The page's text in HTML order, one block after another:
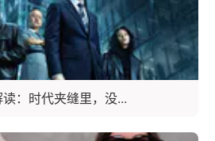
：时代夹缝里，没...